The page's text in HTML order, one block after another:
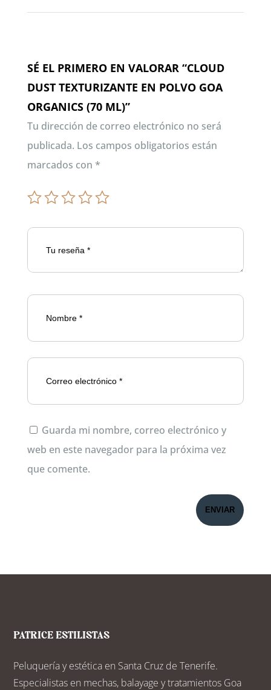
SÉ EL PRIMERO EN VALORAR “CLOUD
DUST TEXTURIZANTE EN POLVO GOA
ORGANICS (70 ML)”
Tu dirección de correo electrónico no será
publicada. Los campos obligatorios están
marcados con *
Guarda mi nombre, correo electrónico y
web en este navegador para la próxima vez
que comente.
ENVIAR
PATRICE ESTILISTAS
Peluquería y estética en Santa Cruz de Tenerife.
Especialistas en mechas, balayage y tratamientos Goa